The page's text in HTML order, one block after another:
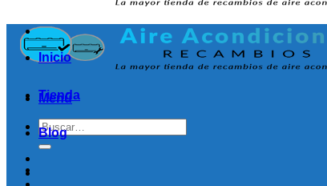
Menú
Buscar
por:
Inicio
Tienda
Blog